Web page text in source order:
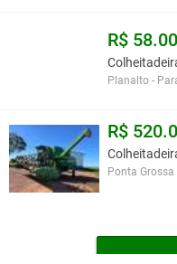
R$
Planalto -
R$
Ponta Grossa